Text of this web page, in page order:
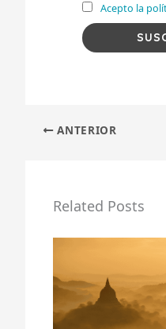
Acepto la
ANTERIOR
Related Posts